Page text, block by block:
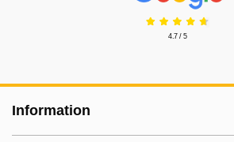
4.7 / 5
Information